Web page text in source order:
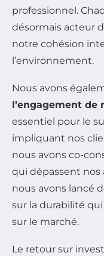
professionnel.
désormais acteur
notre cohésion
l’environnement.
Nous avons
l’engagement
essentiel pour le
impliquant nos
nous avons co-
qui dépassent nos
nous avons lancé
sur la durabilité
sur le marché.
Le retour sur